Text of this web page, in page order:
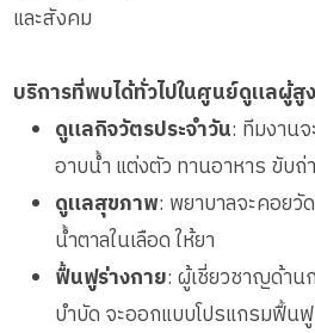
และสังคม
บริการที่พบได้ทั่วไปในศูนย์ดูแลผู้สู
ดูแลกิจวัตรประจำวัน: ทีมงาน
อาบน้ำ แต่งตัว ทานอาหาร ขับถ่
ดูแลสุขภาพ: พยาบาลจะคอยวั
น้ำตาลในเลือด ให้ยา
ฟื้นฟูร่างกาย: ผู้เชี่ยวชาญด้าน
บำบัด จะออกแบบโปรแกรมฟื้น